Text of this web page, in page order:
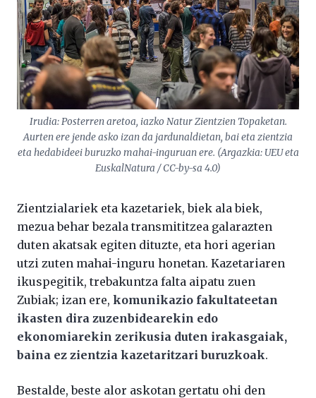
Irudia: Posterren aretoa, iazko Natur Zientzien Topaketan.
Aurten ere jende asko izan da jardunaldietan, bai eta zientzia
eta hedabideei buruzko mahai-inguruan ere. (Argazkia: UEU eta
EuskalNatura / CC-by-sa 4.0)
Zientzialariek eta kazetariek, biek ala biek,
mezua behar bezala transmititzea galarazten
duten akatsak egiten dituzte, eta hori agerian
utzi zuten mahai-inguru honetan. Kazetariaren
ikuspegitik, trebakuntza falta aipatu zuen
Zubiak; izan ere, komunikazio fakultateetan
ikasten dira zuzenbidearekin edo
ekonomiarekin zerikusia duten irakasgaiak,
baina ez zientzia kazetaritzari buruzkoak.
Bestalde, beste alor askotan gertatu ohi den